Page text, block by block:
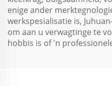
enige ander
werkspesialisatie is,
om aan u verwagtinge te
hobbis is of 'n